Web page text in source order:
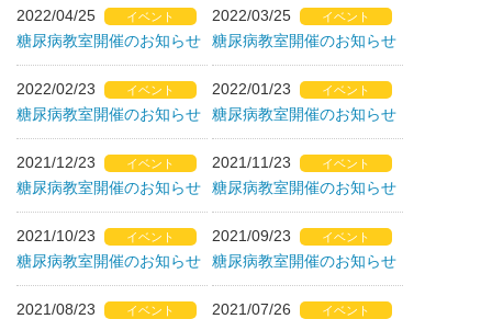
2022/04/25 イベント
糖尿病教室開催のお知らせ
2022/03/25 イベント
糖尿病教室開催のお知らせ
2022/02/23 イベント
糖尿病教室開催のお知らせ
2022/01/23 イベント
糖尿病教室開催のお知らせ
2021/12/23 イベント
糖尿病教室開催のお知らせ
2021/11/23 イベント
糖尿病教室開催のお知らせ
2021/10/23 イベント
糖尿病教室開催のお知らせ
2021/09/23 イベント
糖尿病教室開催のお知らせ
2021/08/23 イベント 2021/07/26 イベント